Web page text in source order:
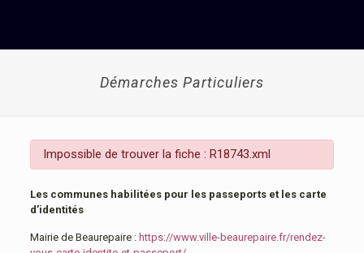
Démarches Particuliers
Impossible de trouver la fiche : R18743.xml
Les communes habilitées pour les passeports et les carte
d’identités
Mairie de Beaurepaire : https://www.ville-beaurepaire.fr/rendez-